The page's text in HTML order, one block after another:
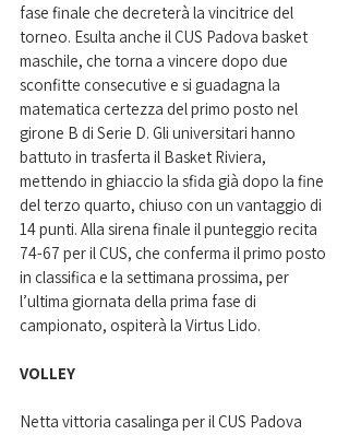
fase finale che decreterà la vincitrice del
torneo. Esulta anche il CUS Padova basket
maschile, che torna a vincere dopo due
sconfitte consecutive e si guadagna la
matematica certezza del primo posto nel
girone B di Serie D. Gli universitari hanno
battuto in trasferta il Basket Riviera,
mettendo in ghiaccio la sfida già dopo la fine
del terzo quarto, chiuso con un vantaggio di
14 punti. Alla sirena finale il punteggio recita
74-67 per il CUS, che conferma il primo posto
in classifica e la settimana prossima, per
l’ultima giornata della prima fase di
campionato, ospiterà la Virtus Lido.
VOLLEY
Netta vittoria casalinga per il CUS Padova